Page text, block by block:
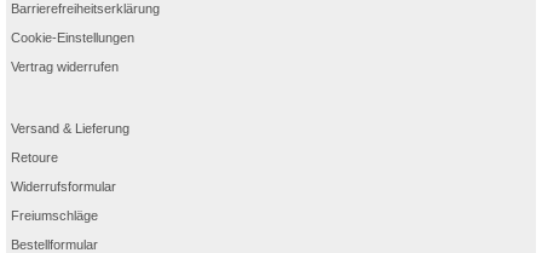
Barrierefreiheitserklärung
Cookie-Einstellungen
Vertrag widerrufen
Versand & Lieferung
Retoure
Widerrufsformular
Freiumschläge
Bestellformular